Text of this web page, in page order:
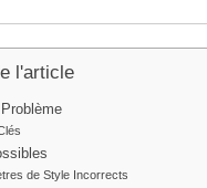
l'article
de Style Incorrects